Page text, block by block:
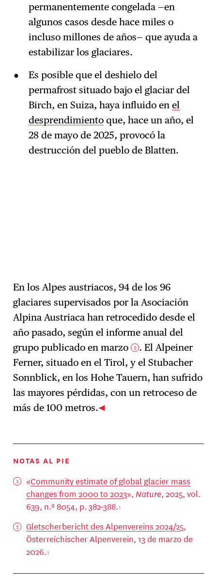
permanentemente congelada —en
algunos casos desde hace miles o
incluso millones de años— que ayuda a
estabilizar los glaciares.
Es posible que el deshielo del
permafrost situado bajo el glaciar del
Birch, en Suiza, haya influido en el
desprendimientoque, hace un año, el
28 de mayo de 2025, provocó la
destrucción del pueblo de Blatten.
En los Alpes austriacos, 94 de los 96
glaciares supervisados por la Asociación
Alpina Austriaca han retrocedido desde el
año pasado, según el informe anual del
grupo publicado en marzo 2 . El Alpeiner
Ferner, situado en el Tirol, y el Stubacher
Sonnblick, en los Hohe Tauern, han sufrido
las mayores pérdidas, con un retroceso de
más de 100 metros.
NOTAS AL PIE
«Community estimate of global glacier mass
changes from 2000 to 2023», Nature, 2025, vol.
639, n.º 8054, p. 382-388.
Gletscherbericht des Alpenvereins 2024/25,
Österreichischer Alpenverein, 13 de marzo de
2026.